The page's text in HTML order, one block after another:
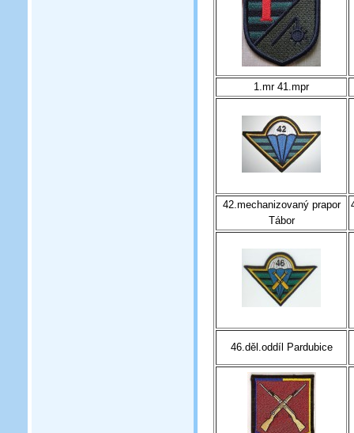
1.mr 41.mpr
42.mechanizovaný prapor
Tábor
46.děl.oddíl Pardubice